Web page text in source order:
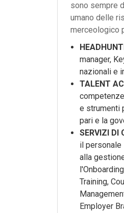
sono sempre
umano delle
merceologico
manager,
nazionali e
TALENT
e strumenti
pari e la
SERVIZI DI
il
alla
Training,
Employer